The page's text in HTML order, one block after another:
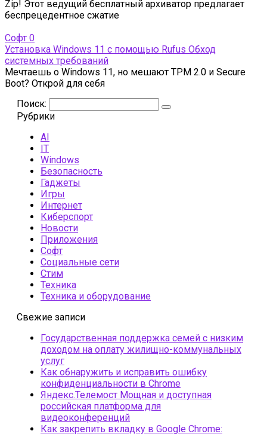
Zip! Этот ведущий бесплатный архиватор предлагает
беспрецедентное сжатие
Софт 0
Установка Windows 11 с помощью Rufus Обход
системных требований
Мечтаешь о Windows 11, но мешают TPM 2.0 и Secure
Boot? Открой для себя
Поиск:
Рубрики
AI
IT
Windows
Безопасность
Гаджеты
Игры
Интернет
Киберспорт
Новости
Приложения
Софт
Социальные сети
Стим
Техника
Техника и оборудование
Свежие записи
Государственная поддержка семей с низким
доходом на оплату жилищно-коммунальных
услуг
Как обнаружить и исправить ошибку
конфиденциальности в Chrome
Яндекс.Телемост Мощная и доступная
российская платформа для
видеоконференций
Как закрепить вкладку в Google Chrome: